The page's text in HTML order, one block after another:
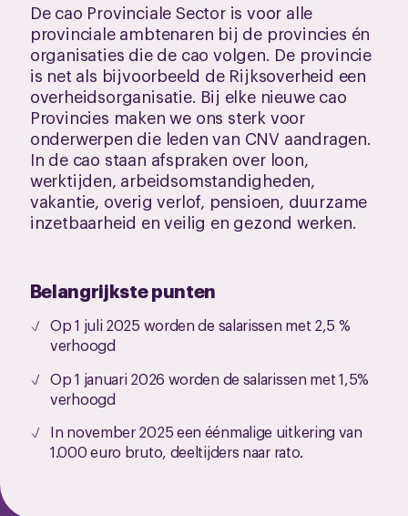
De cao Provinciale Sector is voor alle
provinciale ambtenaren bij de provincies én
organisaties die de cao volgen. De provincie
is net als bijvoorbeeld de Rijksoverheid een
overheidsorganisatie. Bij elke nieuwe cao
Provincies maken we ons sterk voor
onderwerpen die leden van CNV aandragen.
In de cao staan afspraken over loon,
werktijden, arbeidsomstandigheden,
vakantie, overig verlof, pensioen, duurzame
inzetbaarheid en veilig en gezond werken.
Belangrijkste punten
Op 1 juli 2025 worden de salarissen met 2,5 %
verhoogd
Op 1 januari 2026 worden de salarissen met 1,5%
verhoogd
In november 2025 een éénmalige uitkering van
1.000 euro bruto, deeltijders naar rato.